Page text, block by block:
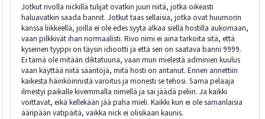
Jotkut rivolla nickillä tulijat ovatkin juuri niitä, jotka oikeasti
haluavatkin saada bannit. Jotkut taas sellaisia, jotka ovat huumorin
kanssa liikkeellä, joilla ei ole edes syytä alkaa siellä hostilla aukomaan,
vaan pilkkivät ihan normaalisti. Rivo nimi ei aina tarkoita sitä, että
kyseinen tyyppi on täysin idiootti ja että sen on saatava banni 9999.
Ei tämä ole mitään diktatuuria, vaan mun mielestä adminien kuulus
vaan käyttää niitä sääntöjä, mitä hosti on antanut. Ennen annettiin
kaikesta häiriköinnistä varoitus ja monesti se tehosi. Sama pelaaja
ilmestyi paikalle kivemmalla nimellä ja sai jäädä peliin. Ja kaikki
voittavat, eikä kellekään jää paha mieli. Kaikki kun ei ole samanlaisia
ääripään vatipäitä, vaikka nick ei olisikaan kaunis.